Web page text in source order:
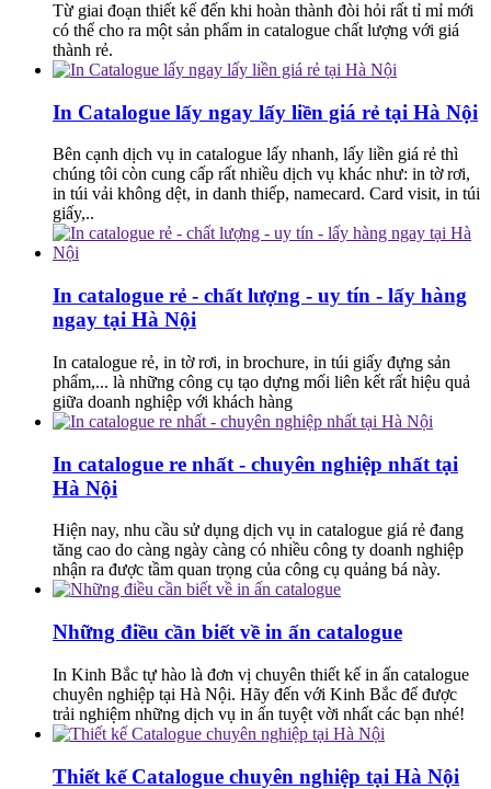
Từ giai đoạn thiết kế đến khi hoàn thành đòi hỏi rất tỉ mỉ mới
có thể cho ra một sản phẩm in catalogue chất lượng với giá
thành rẻ.
In Catalogue lấy ngay lấy liền giá rẻ tại Hà Nội
Bên cạnh dịch vụ in catalogue lấy nhanh, lấy liền giá rẻ thì
chúng tôi còn cung cấp rất nhiều dịch vụ khác như: in tờ rơi,
in túi vải không dệt, in danh thiếp, namecard. Card visit, in túi
giấy,..
In catalogue rẻ - chất lượng - uy tín - lấy hàng
ngay tại Hà Nội
In catalogue rẻ, in tờ rơi, in brochure, in túi giấy đựng sản
phẩm,... là những công cụ tạo dựng mối liên kết rất hiệu quả
giữa doanh nghiệp với khách hàng
In catalogue re nhất - chuyên nghiệp nhất tại
Hà Nội
Hiện nay, nhu cầu sử dụng dịch vụ in catalogue giá rẻ đang
tăng cao do càng ngày càng có nhiều công ty doanh nghiệp
nhận ra được tầm quan trọng của công cụ quảng bá này.
Những điều cần biết về in ấn catalogue
In Kinh Bắc tự hào là đơn vị chuyên thiết kế in ấn catalogue
chuyên nghiệp tại Hà Nội. Hãy đến với Kinh Bắc để được
trải nghiệm những dịch vụ in ấn tuyệt vời nhất các bạn nhé!
Thiết kế Catalogue chuyên nghiệp tại Hà Nội